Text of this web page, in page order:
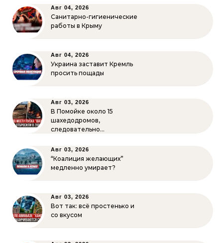
Авг 04, 2026
Санитарно-гигиенические
работы в Крыму
Авг 04, 2026
Украина заставит Кремль
просить пощады
Авг 03, 2026
В Помойке около 15
шахедодромов,
следовательно…
Авг 03, 2026
“Коалиция желающих”
медленно умирает?
Авг 03, 2026
Вот так: всё простенько и
со вкусом